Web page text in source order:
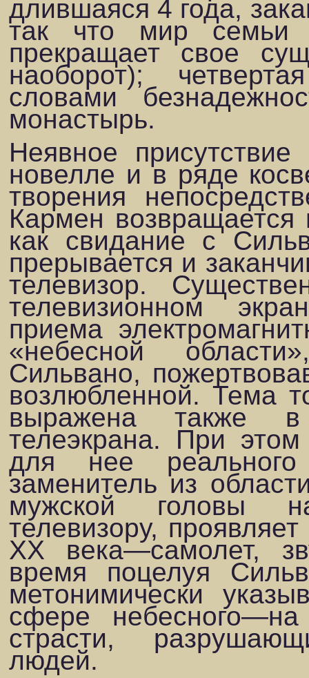
длившаяся 4 года,
так что мир семьи
прекращает свое
наоборот);
словами
монастырь.
Неявное
новелле и в ряде
творения
Кармен возвращается
как свидание с
прерывается и
телевизор.
телевизионном
приема
«небесной
Сильвано,
возлюбленной. Тема
выражена также в
телеэкрана. При
для нее
заменитель из
мужской головы
телевизору,
XX века—самолет,
время поцелуя
метонимически
сфере небесного—на
страс­ти,
людей.